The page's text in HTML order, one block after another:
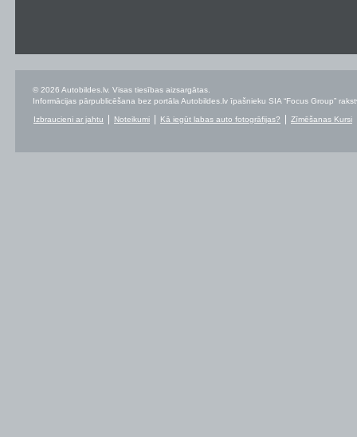
© 2026 Autobildes.lv. Visas tiesības aizsargātas.
Informācijas pārpublicēšana bez portāla Autobildes.lv īpašnieku SIA “Focus Group”
Izbraucieni ar jahtu Noteikumi Kā iegūt labas auto fotogrāfijas? Zīmēšanas Kursi